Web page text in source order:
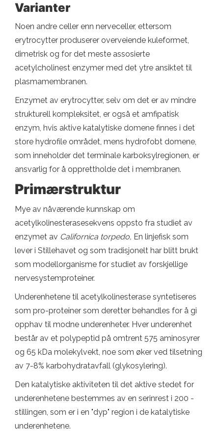
Varianter
Noen andre celler enn nerveceller, ettersom
erytrocytter produserer overveiende kuleformet,
dimetrisk og for det meste assosierte
acetylcholinest enzymer med det ytre ansiktet til
plasmamembranen.
Enzymet av erytrocytter, selv om det er av mindre
strukturell kompleksitet, er også et amfipatisk
enzym, hvis aktive katalytiske domene finnes i det
store hydrofile området, mens hydrofobt domene,
som inneholder det terminale karboksylregionen, er
ansvarlig for å opprettholde det i membranen.
Primærstruktur
Mye av nåværende kunnskap om
acetylkolinesterasesekvens oppsto fra studiet av
enzymet av Californica torpedo, En linjefisk som
lever i Stillehavet og som tradisjonelt har blitt brukt
som modellorganisme for studiet av forskjellige
nervesystemproteiner.
Underenhetene til acetylkolinesterase syntetiseres
som pro-proteiner som deretter behandles for å gi
opphav til modne underenheter. Hver underenhet
består av et polypeptid på omtrent 575 aminosyrer
og 65 kDa molekylvekt, noe som øker ved tilsetning
av 7-8% karbohydratavfall (glykosylering).
Den katalytiske aktiviteten til det aktive stedet for
underenhetene bestemmes av en serinrest i 200 -
stillingen, som er i en "dyp" region i de katalytiske
underenhetene.